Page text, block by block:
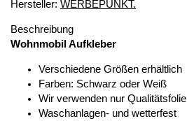
Hersteller: WERBEPUNKT.
Beschreibung
Wohnmobil Aufkleber
Verschiedene Größen erhältlich
Farben: Schwarz oder Weiß
Wir verwenden nur Qualitätsfolie
Waschanlagen- und wetterfest